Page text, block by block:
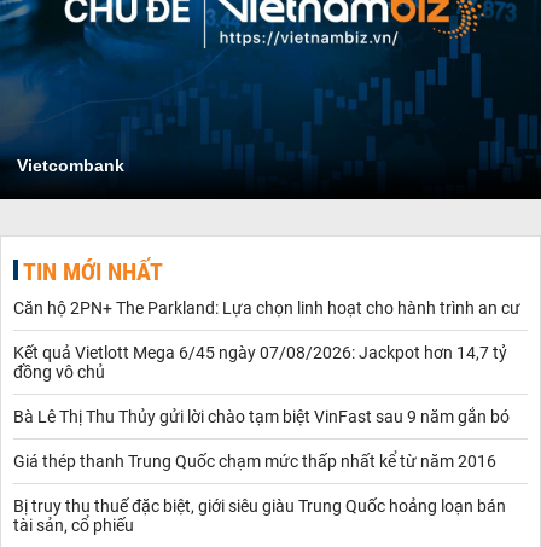
Vietcombank
TIN MỚI NHẤT
Căn hộ 2PN+ The Parkland: Lựa chọn linh hoạt cho hành trình an cư
Kết quả Vietlott Mega 6/45 ngày 07/08/2026: Jackpot hơn 14,7 tỷ
đồng vô chủ
Bà Lê Thị Thu Thủy gửi lời chào tạm biệt VinFast sau 9 năm gắn bó
Giá thép thanh Trung Quốc chạm mức thấp nhất kể từ năm 2016
Bị truy thu thuế đặc biệt, giới siêu giàu Trung Quốc hoảng loạn bán
tài sản, cổ phiếu